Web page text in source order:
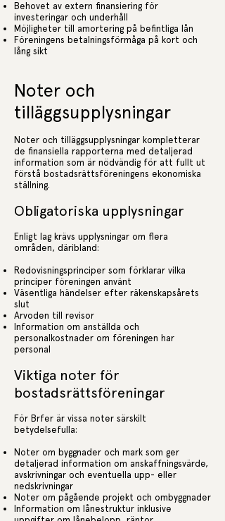
Behovet av extern finansiering för
investeringar och underhåll
Möjligheter till amortering på befintliga lån
Föreningens betalningsförmåga på kort och
lång sikt
Noter och
tilläggsupplysningar
Noter och tilläggsupplysningar kompletterar
de finansiella rapporterna med detaljerad
information som är nödvändig för att fullt ut
förstå bostadsrättsföreningens ekonomiska
ställning.
Obligatoriska upplysningar
Enligt lag krävs upplysningar om flera
områden, däribland:
Redovisningsprinciper som förklarar vilka
principer föreningen använt
Väsentliga händelser efter räkenskapsårets
slut
Arvoden till revisor
Information om anställda och
personalkostnader om föreningen har
personal
Viktiga noter för
bostadsrättsföreningar
För Brfer är vissa noter särskilt
betydelsefulla:
Noter om byggnader och mark som ger
detaljerad information om anskaffningsvärde,
avskrivningar och eventuella upp- eller
nedskrivningar
Noter om pågående projekt och ombyggnader
Information om lånestruktur inklusive